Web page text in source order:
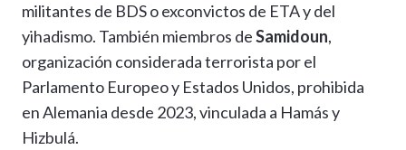
militantes de BDS o exconvictos de ETA y del
yihadismo. También miembros deSamidoun,
organización considerada terrorista por el
Parlamento Europeo y Estados Unidos, prohibida
en Alemania desde 2023, vinculada a Hamás y
Hizbulá.